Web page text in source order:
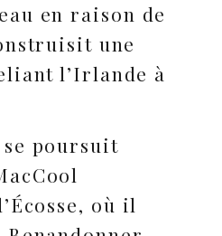
en raison de
une
l’Irlande à
se poursuit
où il